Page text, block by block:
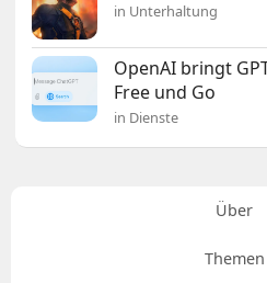
in Unterhaltung
OpenAI bringt
Free und Go
in Dienste
Über
Themen